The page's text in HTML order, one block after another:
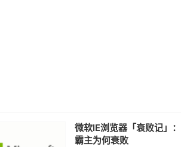
微软IE浏览器「衰败记」
霸主为何衰败